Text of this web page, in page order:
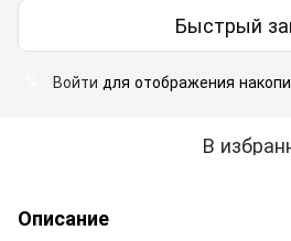
Быстрый
Войти для отображения
В
Описание